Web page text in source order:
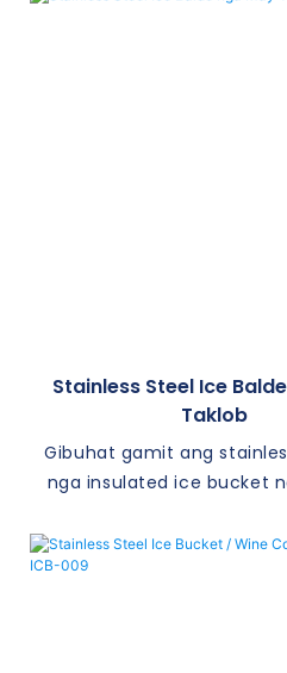
Stainless Steel Ice
Taklob
Gibuhat gamit ang
nga insulated ice bucket
unsang okasyon. Gipakita
kombenyente nga Taklob,